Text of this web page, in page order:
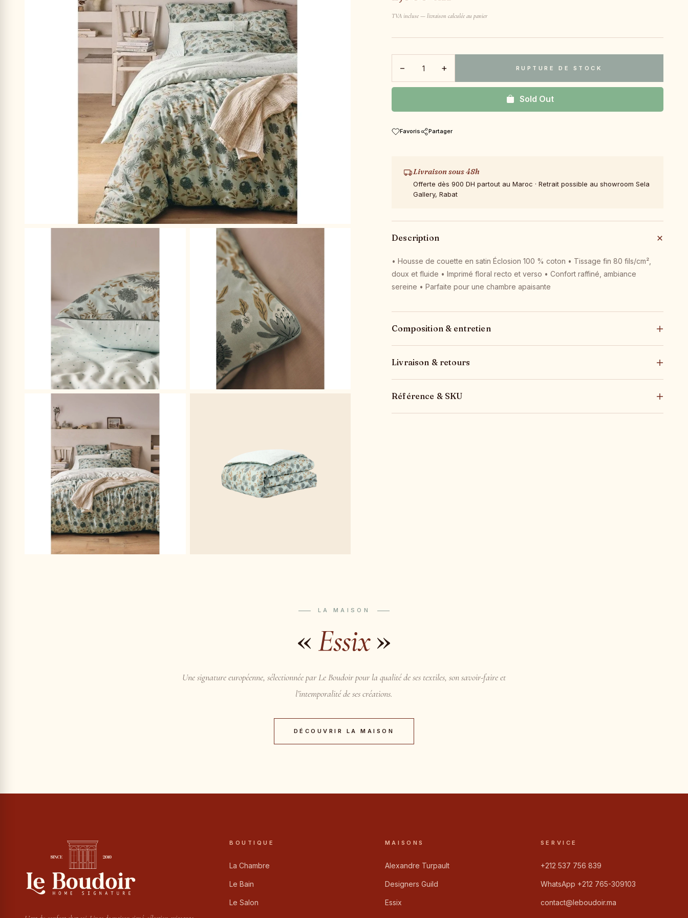
TVA incluse — livraison calculée au panier
− + RUPTURE DE STOCK
Sold Out
Favoris Partager
Livraison sous 48h
Offerte dès 900 DH partout au Maroc · Retrait possible au showroom Sela
Gallery, Rabat
Description
• Housse de couette en satin Éclosion 100 % coton • Tissage fin 80 fils/cm²,
doux et fluide • Imprimé floral recto et verso • Confort raffiné, ambiance
sereine • Parfaite pour une chambre apaisante
Composition & entretien
Livraison & retours
Référence & SKU
LA MAISON
« Essix»
Une signature européenne, sélectionnée par Le Boudoir pour la qualité de ses textiles, son savoir-faire et
l’intemporalité de ses créations.
DÉCOUVRIR LA MAISON
BOUTIQUE
La Chambre
Le Bain
Le Salon
MAISONS
Alexandre Turpault
Designers Guild
Essix
SERVICE
+212 537 756 839
WhatsApp +212 765-309103
contact@leboudoir.ma